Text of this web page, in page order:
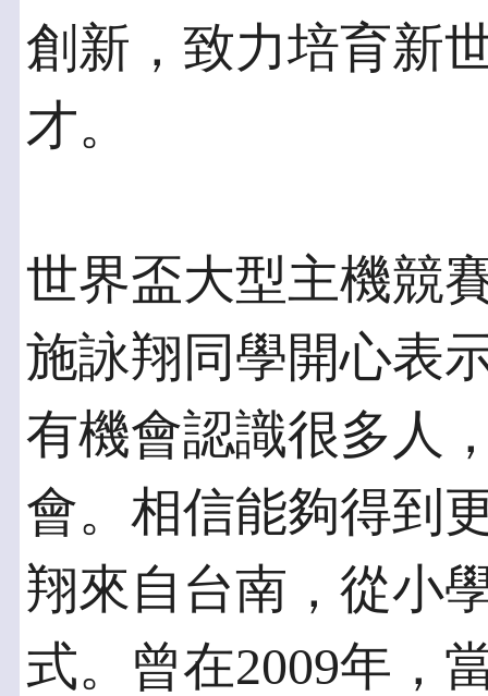
創新，致力培育新
才。
世界盃大型主機競
施詠翔同學開心表
有機會認識很多人
會。相信能夠得到
翔來自台南，從小
式。曾在2009年，